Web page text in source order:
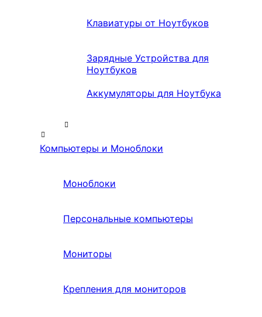
Клавиатуры от Ноутбуков
Зарядные Устройства для
Ноутбуков
Аккумуляторы для Ноутбука
Компьютеры и Моноблоки
Моноблоки
Персональные компьютеры
Мониторы
Крепления для мониторов